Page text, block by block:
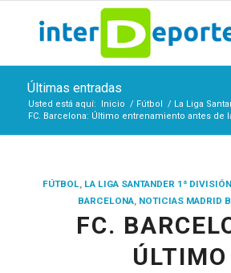
Últimas entradas
Usted está aquí: Inicio / Fútbol / La Liga
FC. Barcelona: Último entrenamiento antes de
FÚTBOL, LA LIGA SANTANDER 1ª DIVISIÓN
BARCELONA, NOTICIAS MADRID
FC.
ÚLTIMO